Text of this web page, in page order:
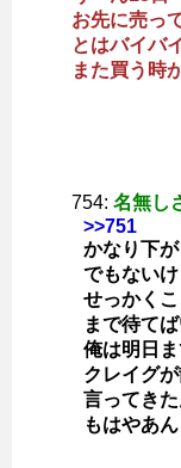
お先に売っ
とはバイバ
また買う時
754: 名無し
>>751
かなり下
でもないけ
せっかく
まで待てば
俺は明日ま
クレイグ
言ってきた
もはやあ